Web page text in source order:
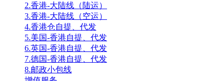
2.香港-大陆线（陆运）
3.香港-大陆线（空运）
4.香港仓自提、代发
5.美国-香港自提、代发
6.英国-香港自提、代发
7.德国-香港自提、代发
8.邮政小包线